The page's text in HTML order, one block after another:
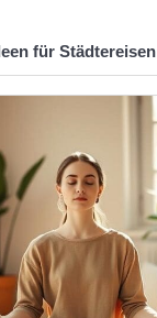
für Städtereisen